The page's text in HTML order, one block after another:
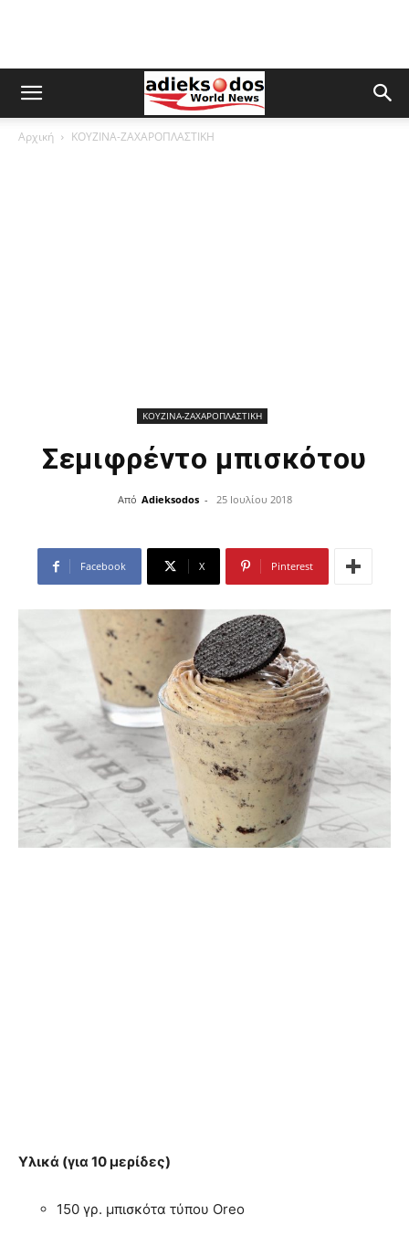
Αρχική ΚΟΥΖΙΝΑ-ΖΑΧΑΡΟΠΛΑΣΤΙΚΗ
ΚΟΥΖΙΝΑ-ΖΑΧΑΡΟΠΛΑΣΤΙΚΗ
Σεμιφρέντο μπισκότου
Από Adieksodos - 25 Ιουλίου 2018
Facebook X Pinterest
Υλικά (για 10 μερίδες)
150 γρ. μπισκότα τύπου Oreo